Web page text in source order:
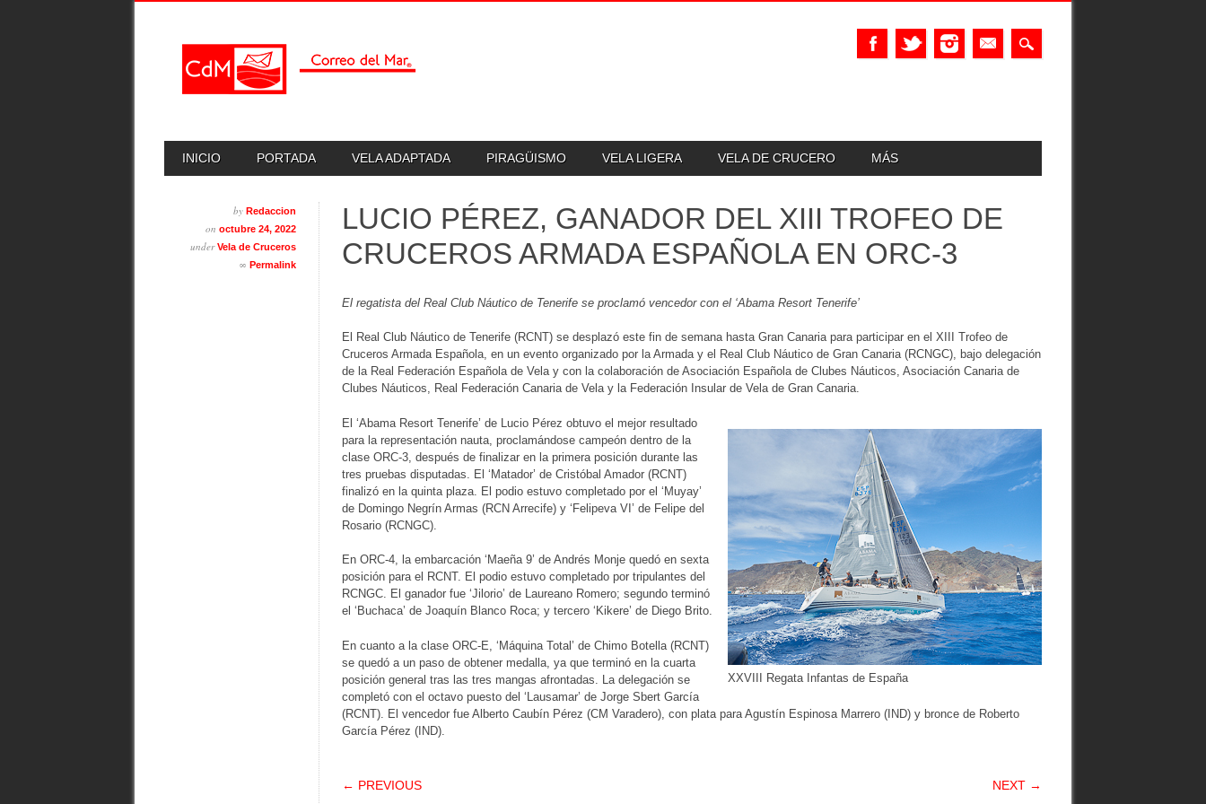
MAIN MENU
INICIO PORTADA VELA ADAPTADA PIRAGÜISMO VELA LIGERA VELA DE CRUCERO MÁS
by Redaccion
on octubre 24, 2022
underVela de Cruceros
∞ Permalink
LUCIO PÉREZ, GANADOR DEL XIII TROFEO DE
CRUCEROS ARMADA ESPAÑOLA EN ORC-3
El regatista del Real Club Náutico de Tenerife se proclamó vencedor con el ‘Abama Resort Tenerife’
El Real Club Náutico de Tenerife (RCNT) se desplazó este fin de semana hasta Gran Canaria para participar en el XIII Trofeo de
Cruceros Armada Española, en un evento organizado por la Armada y el Real Club Náutico de Gran Canaria (RCNGC), bajo delegación
de la Real Federación Española de Vela y con la colaboración de Asociación Española de Clubes Náuticos, Asociación Canaria de
Clubes Náuticos, Real Federación Canaria de Vela y la Federación Insular de Vela de Gran Canaria.
XXVIII Regata Infantas de España
El ‘Abama Resort Tenerife’ de Lucio Pérez obtuvo el mejor resultado
para la representación nauta, proclamándose campeón dentro de la
clase ORC-3, después de finalizar en la primera posición durante las
tres pruebas disputadas. El ‘Matador’ de Cristóbal Amador (RCNT)
finalizó en la quinta plaza. El podio estuvo completado por el ‘Muyay’
de Domingo Negrín Armas (RCN Arrecife) y ‘Felipeva VI’ de Felipe del
Rosario (RCNGC).
En ORC-4, la embarcación ‘Maeña 9’ de Andrés Monje quedó en sexta
posición para el RCNT. El podio estuvo completado por tripulantes del
RCNGC. El ganador fue ‘Jilorio’ de Laureano Romero; segundo terminó
el ‘Buchaca’ de Joaquín Blanco Roca; y tercero ‘Kikere’ de Diego Brito.
En cuanto a la clase ORC-E, ‘Máquina Total’ de Chimo Botella (RCNT)
se quedó a un paso de obtener medalla, ya que terminó en la cuarta
posición general tras las tres mangas afrontadas. La delegación se
completó con el octavo puesto del ‘Lausamar’ de Jorge Sbert García
(RCNT). El vencedor fue Alberto Caubín Pérez (CM Varadero), con plata para Agustín Espinosa Marrero (IND) y bronce de Roberto
García Pérez (IND).
POST NAVIGATION
← PREVIOUS NEXT →